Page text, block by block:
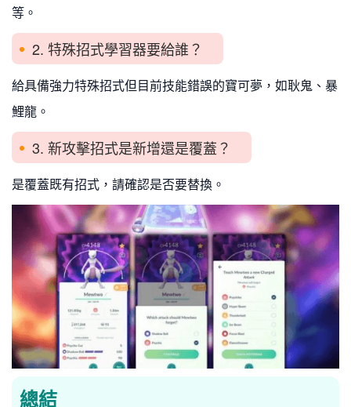
等。
2. 特殊招式學習器要給誰？
給具備強力特殊招式但目前技能錯誤的寶可夢，如耿鬼、暴
鯉龍。
3. 新攻擊招式是新增還是覆蓋？
是覆蓋既有招式，請確認是否要替換。
總結